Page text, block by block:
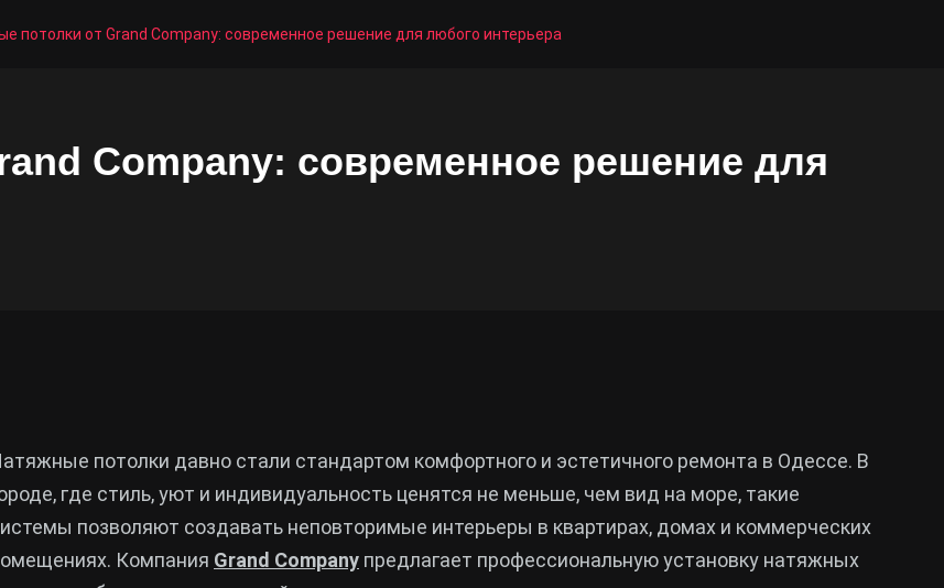
потолки от Grand Company: современное решение для любого интерьера
Company: современное решение для
потолки давно стали стандартом комфортного и эстетичного ремонта в Одессе. В
где стиль, уют и индивидуальность ценятся не меньше, чем вид на море, такие
позволяют создавать неповторимые интерьеры в квартирах, домах и коммерческих
Компания Grand Company предлагает профессиональную установку натяжных